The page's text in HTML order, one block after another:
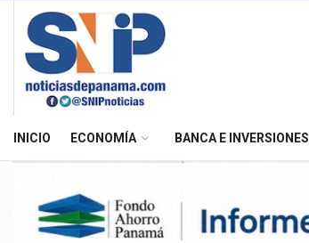
INICIO ECONOMÍA BANCA E INVERSIONES